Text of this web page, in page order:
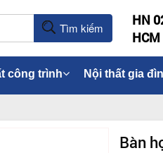
Tìm kiếm
HN
công trình Nội thất gia
Bàn